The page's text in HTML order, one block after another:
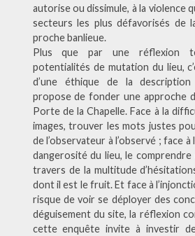
autorise ou dissimule, à la violence
secteurs les plus défavorisés de
proche banlieue.
Plus que par une réflexion
potentialités de mutation du lieu,
d’une éthique de la
propose de fonder une approche
Porte de la Chapelle. Face à la
images, trouver les mots justes
de l’observateur à l’observé ; face
dangerosité du lieu, le comprendre
travers de la multitude
dont il est le fruit. Et face à
risque de voir se déployer des
déguisement du site, la réflexion
cette enquête invite à investir